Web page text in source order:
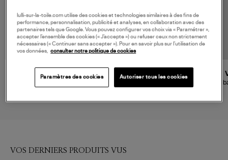
VANESSA BRUNO IBELIV
Collaboration Ibeliv x Véronika
VOS DERNIERS PRODUITS VUS
lulli-sur-la-toile.com utilise des cookies et technologies similaires à des fins de
performance, personnalisation, publicité et analyses, en collaboration avec des
partenaires tels que Google. Vous pouvez configurer vos choix via « Paramétrer »,
accepter l’ensemble des cookies (« J’accepte ») ou refuser ceux non strictement
nécessaires (« Continuer sans accepter »). Pour en savoir plus sur l’utilisation de
vos données, consulter notre politique de cookies
Paramètres des cookies Autoriser tous les cookies